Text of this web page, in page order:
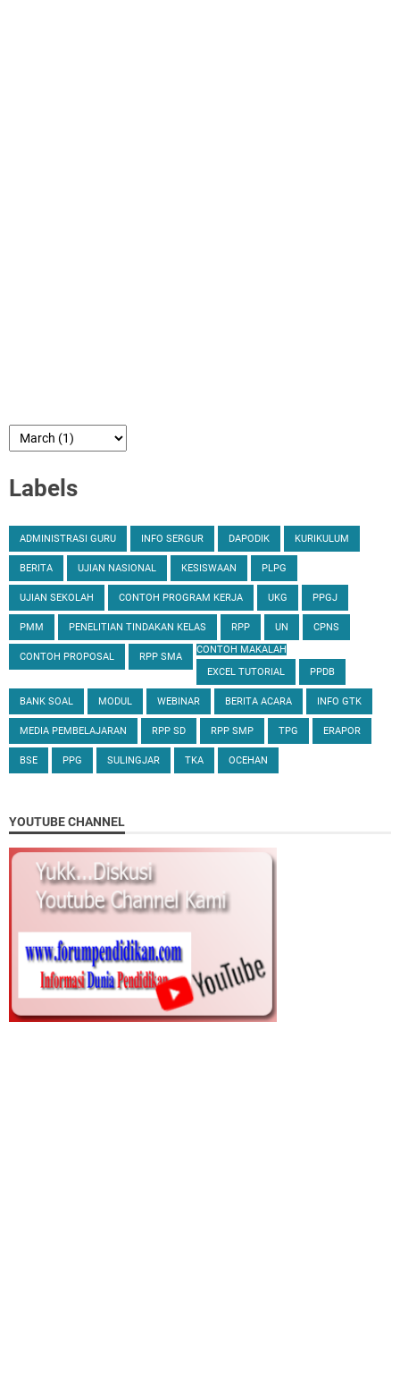
Labels
ADMINISTRASI GURU INFO SERGUR DAPODIK KURIKULUM
BERITA UJIAN NASIONAL KESISWAAN PLPG
UJIAN SEKOLAH CONTOH PROGRAM KERJA UKG PPGJ
PMM PENELITIAN TINDAKAN KELAS RPP UN CPNS
CONTOH PROPOSAL RPP SMA
CONTOH MAKALAH
EXCEL TUTORIAL
PPDB
BANK SOAL MODUL WEBINAR BERITA ACARA INFO GTK
MEDIA PEMBELAJARAN RPP SD RPP SMP TPG ERAPOR
BSE PPG SULINGJAR TKA OCEHAN
YOUTUBE CHANNEL